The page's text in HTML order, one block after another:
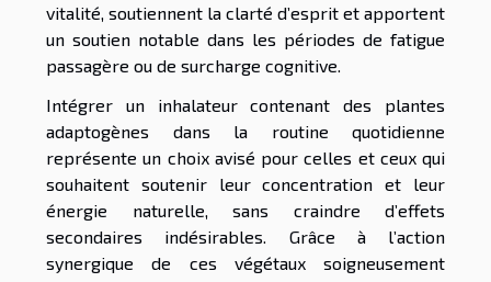
vitalité, soutiennent la clarté d’esprit et apportent
un soutien notable dans les périodes de fatigue
passagère ou de surcharge cognitive.
Intégrer un inhalateur contenant des plantes
adaptogènes dans la routine quotidienne
représente un choix avisé pour celles et ceux qui
souhaitent soutenir leur concentration et leur
énergie naturelle, sans craindre d’effets
secondaires indésirables. Grâce à l’action
synergique de ces végétaux soigneusement